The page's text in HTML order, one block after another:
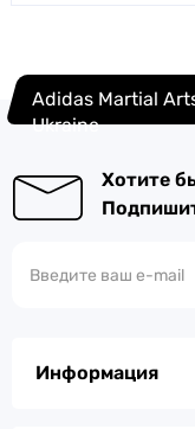
Adidas Martial
Ukraine
Хотите
Информация